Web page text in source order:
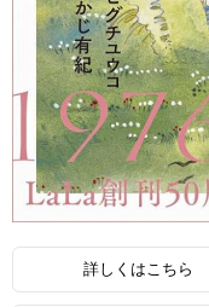
詳しくはこちら